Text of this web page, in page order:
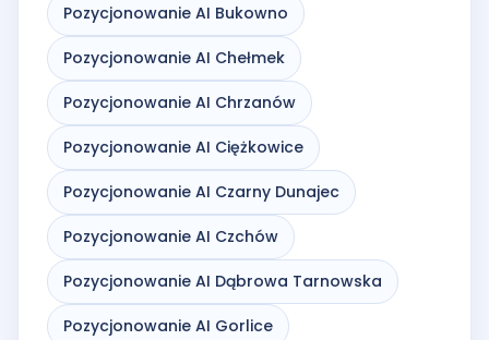
Pozycjonowanie AI Bukowno
Pozycjonowanie AI Chełmek
Pozycjonowanie AI Chrzanów
Pozycjonowanie AI Ciężkowice
Pozycjonowanie AI Czarny Dunajec
Pozycjonowanie AI Czchów
Pozycjonowanie AI Dąbrowa Tarnowska
Pozycjonowanie AI Gorlice